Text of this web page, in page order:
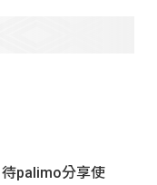
palimo分享使